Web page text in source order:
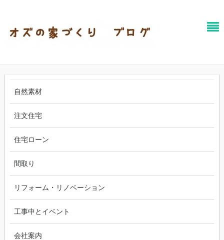
自然素材
注文住宅
住宅ローン
間取り
リフォーム・リノベーション
工事中とイベント
会社案内